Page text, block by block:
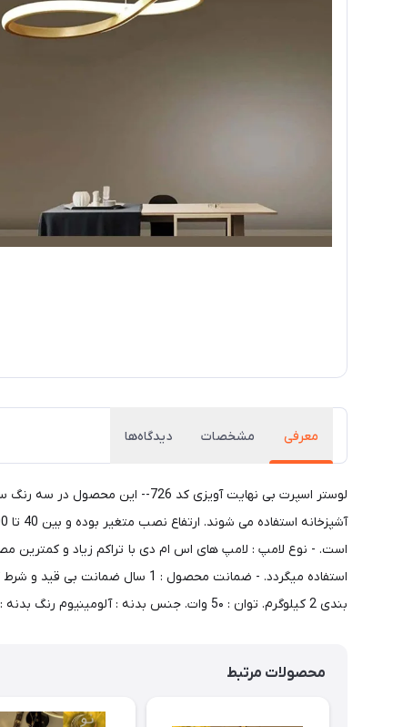
معرفی مشخصات دیدگاه‌ها
لوستر اسپرت بی نهایت آویزی
بندی 2 کیلوگرم. توان : 5۰ وات. جنس بدنه : آلومینیوم رنگ بدنه : مشکی ، سفید ، طلایی. حالت نوردهی : چند رنگ، نور از بیرون. ارسال فوری + کارت گارانتی
محصولات مرتبط